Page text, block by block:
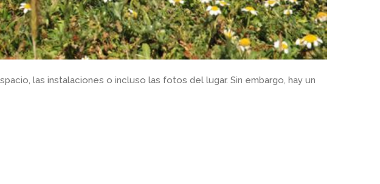
las instalaciones o incluso las fotos del lugar. Sin embargo, hay un